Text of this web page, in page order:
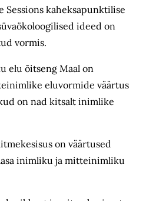
Sessions kaheksapunktilise
ideed on
vormis.
elu õitseng Maal on
eluvormide väärtus
on nad kitsalt inimlike
on väärtused
inimliku ja mitteinimliku